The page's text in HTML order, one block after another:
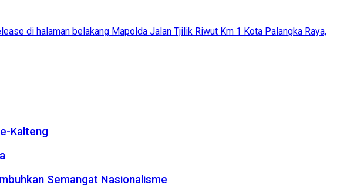
di halaman belakang Mapolda Jalan Tjilik Riwut Km 1 Kota Palangka Raya,
Kalteng
Semangat Nasionalisme